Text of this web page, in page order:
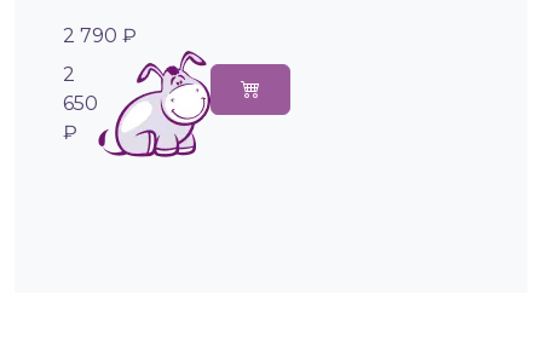
2 790 ₽
2
650
₽